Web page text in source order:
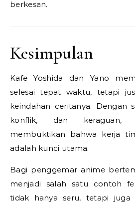
berkesan.
Kesimpulan
Kafe Yoshida dan Yano
selesai tepat waktu, tetapi
keindahan ceritanya. Dengan
konflik, dan keraguan,
membuktikan bahwa kerja
adalah kunci utama.
Bagi penggemar anime
menjadi salah satu contoh
tidak hanya seru, tetapi